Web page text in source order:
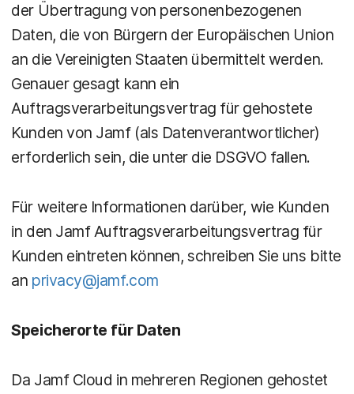
der Übertragung von personenbezogenen
Daten, die von Bürgern der Europäischen Union
an die Vereinigten Staaten übermittelt werden.
Genauer gesagt kann ein
Auftragsverarbeitungsvertrag für gehostete
Kunden von Jamf (als Datenverantwortlicher)
erforderlich sein, die unter die DSGVO fallen.
Für weitere Informationen darüber, wie Kunden
in den Jamf Auftragsverarbeitungsvertrag für
Kunden eintreten können, schreiben Sie uns bitte
an privacy@jamf.com
Speicherorte für Daten
Da Jamf Cloud in mehreren Regionen gehostet